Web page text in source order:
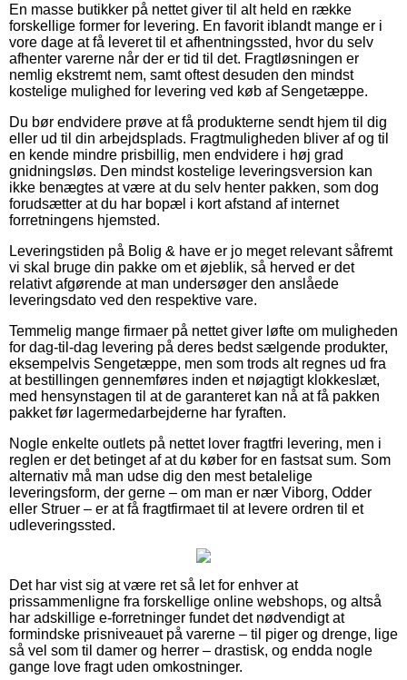
En masse butikker på nettet giver til alt held en række
forskellige former for levering. En favorit iblandt mange er i
vore dage at få leveret til et afhentningssted, hvor du selv
afhenter varerne når der er tid til det. Fragtløsningen er
nemlig ekstremt nem, samt oftest desuden den mindst
kostelige mulighed for levering ved køb af Sengetæppe.
Du bør endvidere prøve at få produkterne sendt hjem til dig
eller ud til din arbejdsplads. Fragtmuligheden bliver af og til
en kende mindre prisbillig, men endvidere i høj grad
gnidningsløs. Den mindst kostelige leveringsversion kan
ikke benægtes at være at du selv henter pakken, som dog
forudsætter at du har bopæl i kort afstand af internet
forretningens hjemsted.
Leveringstiden på Bolig & have er jo meget relevant såfremt
vi skal bruge din pakke om et øjeblik, så herved er det
relativt afgørende at man undersøger den anslåede
leveringsdato ved den respektive vare.
Temmelig mange firmaer på nettet giver løfte om muligheden
for dag-til-dag levering på deres bedst sælgende produkter,
eksempelvis Sengetæppe, men som trods alt regnes ud fra
at bestillingen gennemføres inden et nøjagtigt klokkeslæt,
med hensynstagen til at de garanteret kan nå at få pakken
pakket før lagermedarbejderne har fyraften.
Nogle enkelte outlets på nettet lover fragtfri levering, men i
reglen er det betinget af at du køber for en fastsat sum. Som
alternativ må man udse dig den mest betalelige
leveringsform, der gerne – om man er nær Viborg, Odder
eller Struer – er at få fragtfirmaet til at levere ordren til et
udleveringssted.
Det har vist sig at være ret så let for enhver at
prissammenligne fra forskellige online webshops, og altså
har adskillige e-forretninger fundet det nødvendigt at
formindske prisniveauet på varerne – til piger og drenge, lige
så vel som til damer og herrer – drastisk, og endda nogle
gange love fragt uden omkostninger.